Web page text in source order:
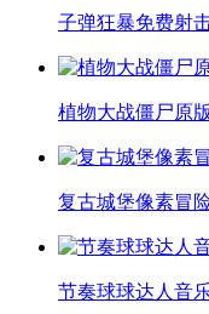
子弹狂暴免费射
植物大战僵尸原
复古城堡像素冒
节奏球球达人音